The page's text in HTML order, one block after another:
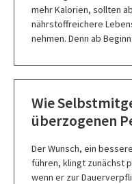
mehr Kalorien, sollten
nährstoffreichere
nehmen. Denn ab
Wie
überzogenen
Der Wunsch, ein
führen, klingt zunächst
wenn er zur